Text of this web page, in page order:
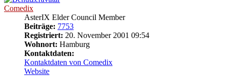
Comedix
AsterIX Elder Council Member
Beiträge: 7753
Registriert: 20. November 2001 09:54
Wohnort: Hamburg
Kontaktdaten:
Kontaktdaten von Comedix
Website